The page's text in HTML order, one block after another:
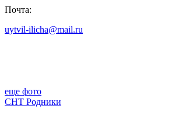
Почта:
uytvil-ilicha@mail.ru
еще фото
СНТ Родники